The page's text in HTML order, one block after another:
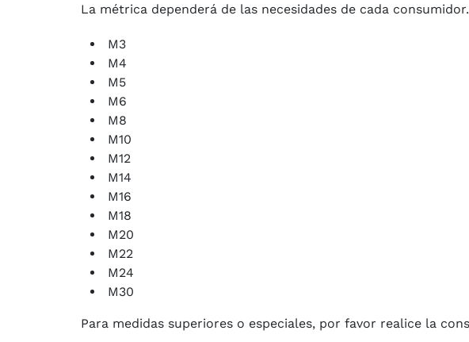
La métrica dependerá de las necesidades de cada
M3
M4
M5
M6
M8
M10
M12
M14
M16
M18
M20
M22
M24
M30
Para medidas superiores o especiales, por favor realice la